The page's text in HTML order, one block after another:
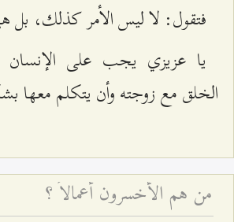
فتقول: لا ليس الأمر كذلك، بل
يا عزيزي يجب على
الخلق مع زوجته وأن يتكلم
من هم الأخسرون أعمالاً ؟